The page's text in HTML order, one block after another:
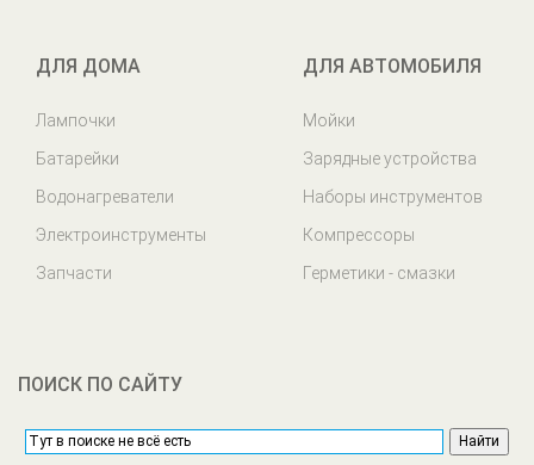
ДЛЯ ДОМА
Лампочки
Батарейки
Водонагреватели
Электроинструменты
Запчасти
ДЛЯ АВТОМОБИЛЯ
Мойки
Зарядные устройства
Наборы инструментов
Компрессоры
Герметики - смазки
ПОИСК ПО САЙТУ